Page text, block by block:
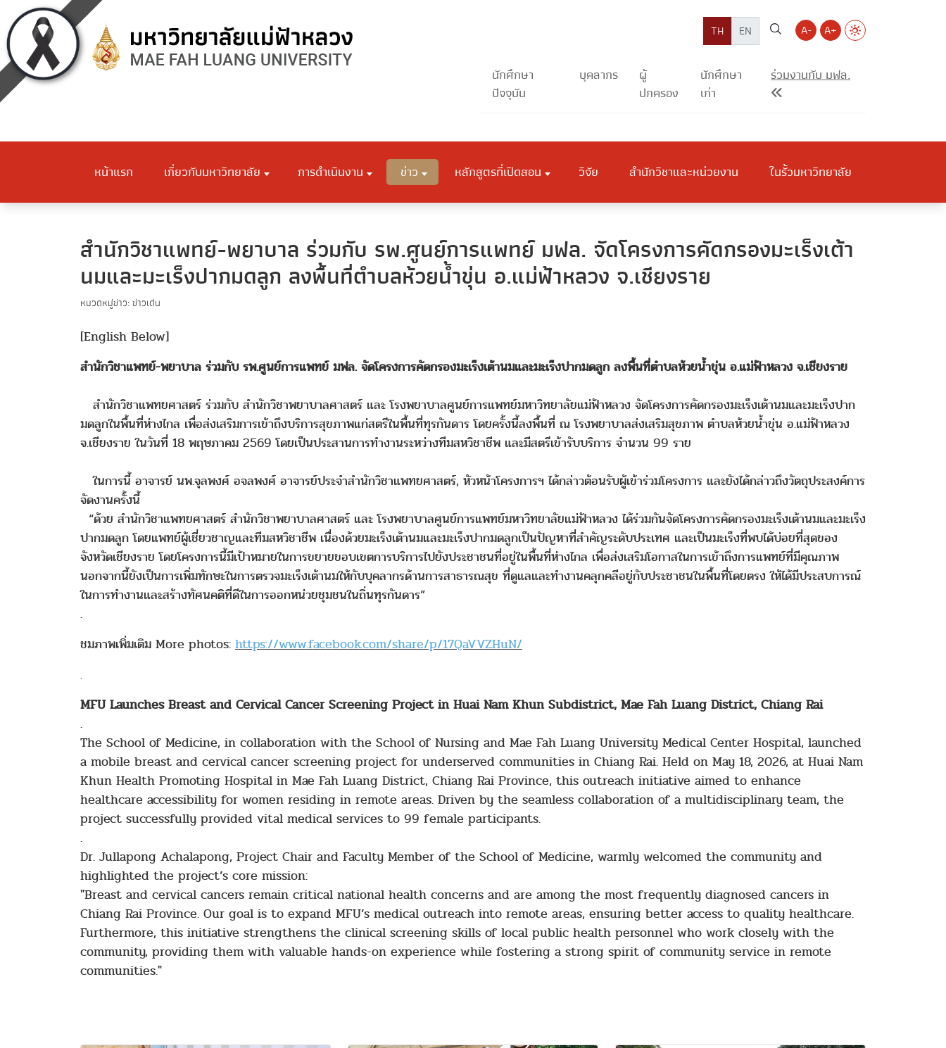
TH EN A- A+
นักศึกษา
ปัจจุบัน
บุคลากร
ผู้
ปกครอง
นักศึกษา
เก่า
ร่วมงานกับ มฟล.
หน้าแรก เกี่ยวกับมหาวิทยาลัย การดำเนินงาน ข่าว หลักสูตรที่เปิดสอน วิจัย สำนักวิชาและหน่วยงาน ในรั้วมหาวิทยาลัย
สำนักวิชาแพทย์-พยาบาล ร่วมกับ รพ.ศูนย์การแพทย์ มฟล. จัดโครงการคัดกรองมะเร็งเต้า
นมและมะเร็งปากมดลูก ลงพื้นที่ตำบลห้วยน้ำขุ่น อ.แม่ฟ้าหลวง จ.เชียงราย
หมวดหมู่ข่าว: ข่าวเด่น
[English Below]
สำนักวิชาแพทย์-พยาบาล ร่วมกับ รพ.ศูนย์การแพทย์ มฟล. จัดโครงการคัดกรองมะเร็งเต้านมและมะเร็งปากมดลูก ลงพื้นที่ตำบลห้วยน้ำขุ่น อ.แม่ฟ้าหลวง จ.เชียงราย
สำนักวิชาแพทยศาสตร์ ร่วมกับ สำนักวิชาพยาบาลศาสตร์ และ โรงพยาบาลศูนย์การแพทย์มหาวิทยาลัยแม่ฟ้าหลวง จัดโครงการคัดกรองมะเร็งเต้านมและมะเร็งปาก
มดลูกในพื้นที่ห่างไกล เพื่อส่งเสริมการเข้าถึงบริการสุขภาพแก่สตรีในพื้นที่ทุรกันดาร โดยครั้งนี้ลงพื้นที่ ณ โรงพยาบาลส่งเสริมสุขภาพ ตำบลห้วยน้ำขุ่น อ.แม่ฟ้าหลวง
จ.เชียงราย ในวันที่ 18 พฤษภาคม 2569 โดยเป็นประสานการทำงานระหว่างทีมสหวิชาชีพ และมีสตรีเข้ารับบริการ จำนวน 99 ราย
ในการนี้ อาจารย์ นพ.จุลพงศ์ อจลพงศ์ อาจารย์ประจำสำนักวิชาแพทยศาสตร์, หัวหน้าโครงการฯ ได้กล่าวต้อนรับผู้เข้าร่วมโครงการ และยังได้กล่าวถึงวัตถุประสงค์การ
จัดงานครั้งนี้
“ด้วย สำนักวิชาแพทยศาสตร์ สำนักวิชาพยาบาลศาสตร์ และ โรงพยาบาลศูนย์การแพทย์มหาวิทยาลัยแม่ฟ้าหลวง ได้ร่วมกันจัดโครงการคัดกรองมะเร็งเต้านมและมะเร็ง
ปากมดลูก โดยแพทย์ผู้เชี่ยวชาญและทีมสหวิชาชีพ เนื่องด้วยมะเร็งเต้านมและมะเร็งปากมดลูกเป็นปัญหาที่สำคัญระดับประเทศ และเป็นมะเร็งที่พบได้บ่อยที่สุดของ
จังหวัดเชียงราย โดยโครงการนี้มีเป้าหมายในการขยายขอบเขตการบริการไปยังประชาชนที่อยู่ในพื้นที่ห่างไกล เพื่อส่งเสริมโอกาสในการเข้าถึงการแพทย์ที่มีคุณภาพ
นอกจากนี้ยังเป็นการเพิ่มทักษะในการตรวจมะเร็งเต้านมให้กับบุคลากรด้านการสาธารณสุข ที่ดูแลและทำงานคลุกคลีอยู่กับประชาชนในพื้นที่โดยตรง ให้ได้มีประสบการณ์
ในการทำงานและสร้างทัศนคติที่ดีในการออกหน่วยชุมชนในถิ่นทุรกันดาร”
.
ชมภาพเพิ่มเติม More photos: https://www.facebook.com/share/p/17QaVVZHuN/
.
MFU Launches Breast and Cervical Cancer Screening Project in Huai Nam Khun Subdistrict, Mae Fah Luang District, Chiang Rai
.
The School of Medicine, in collaboration with the School of Nursing and Mae Fah Luang University Medical Center Hospital, launched
a mobile breast and cervical cancer screening project for underserved communities in Chiang Rai. Held on May 18, 2026, at Huai Nam
Khun Health Promoting Hospital in Mae Fah Luang District, Chiang Rai Province, this outreach initiative aimed to enhance
healthcare accessibility for women residing in remote areas. Driven by the seamless collaboration of a multidisciplinary team, the
project successfully provided vital medical services to 99 female participants.
.
Dr. Jullapong Achalapong, Project Chair and Faculty Member of the School of Medicine, warmly welcomed the community and
highlighted the project’s core mission:
"Breast and cervical cancers remain critical national health concerns and are among the most frequently diagnosed cancers in
Chiang Rai Province. Our goal is to expand MFU’s medical outreach into remote areas, ensuring better access to quality healthcare.
Furthermore, this initiative strengthens the clinical screening skills of local public health personnel who work closely with the
community, providing them with valuable hands-on experience while fostering a strong spirit of community service in remote
communities."